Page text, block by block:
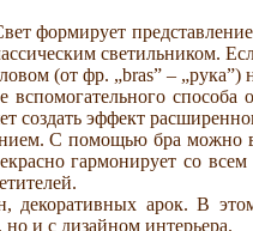
формирует
(от фр. „bras” – „рука”)
вспомогательного
эффект
С помощью бра можно
гармонирует со
декоративных арок. В
и с дизайном интерьера.